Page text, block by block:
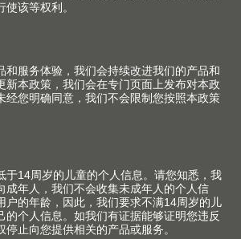
的服务吗？
多个性化服务，为您的日常工作提供